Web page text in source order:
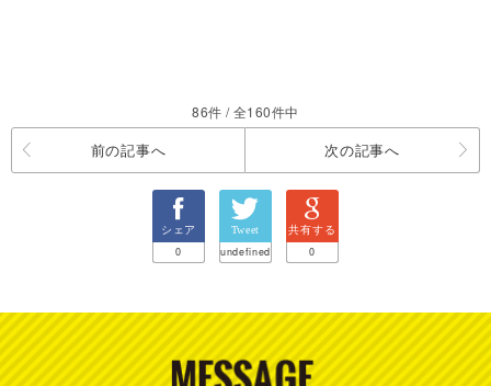
86件 / 全160件中
前の記事へ 次の記事へ
シェア
0
Tweet
undefined
共有する
0